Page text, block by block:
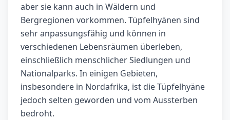
aber sie kann auch in Wäldern und
Bergregionen vorkommen. Tüpfelhyänen sind
sehr anpassungsfähig und können in
verschiedenen Lebensräumen überleben,
einschließlich menschlicher Siedlungen und
Nationalparks. In einigen Gebieten,
insbesondere in Nordafrika, ist die Tüpfelhyäne
jedoch selten geworden und vom Aussterben
bedroht.